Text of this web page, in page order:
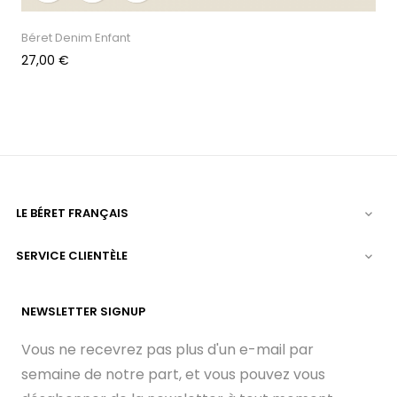
Béret Denim Enfant
Prix
27,00 €
LE BÉRET FRANÇAIS 
SERVICE CLIENTÈLE 
NEWSLETTER SIGNUP
Vous ne recevrez pas plus d'un e-mail par
semaine de notre part, et vous pouvez vous